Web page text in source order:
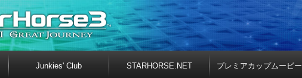
Junkies' Club STARHORSE.NET プレミアカップムービー